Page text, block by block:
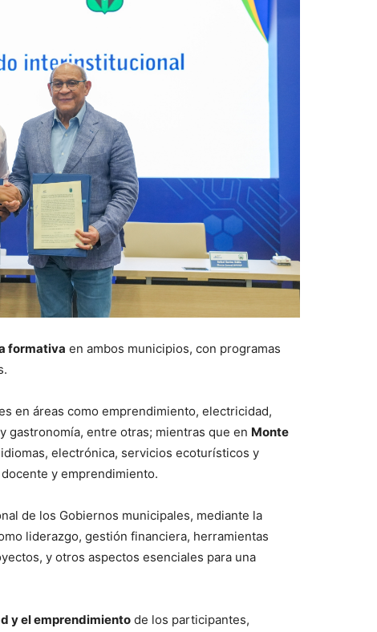
formativa en ambos municipios, con programas
en áreas como emprendimiento, electricidad,
gastronomía, entre otras; mientras que en Monte
electrónica, servicios ecoturísticos y
y emprendimiento.
de los Gobiernos municipales, mediante la
liderazgo, gestión financiera, herramientas
y otros aspectos esenciales para una
y el emprendimiento de los participantes,